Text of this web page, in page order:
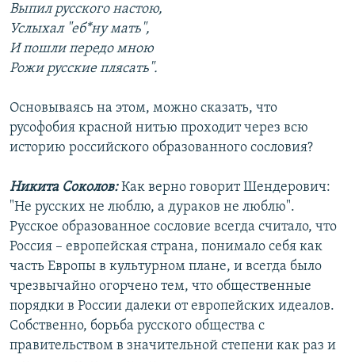
Выпил русского настою,
Услыхал "еб*ну мать",
И пошли передо мною
Рожи русские плясать".
Основываясь на этом, можно сказать, что
русофобия красной нитью проходит через всю
историю российского образованного сословия?
Никита Соколов:Как верно говорит Шендерович:
"Не русских не люблю, а дураков не люблю".
Русское образованное сословие всегда считало, что
Россия – европейская страна, понимало себя как
часть Европы в культурном плане, и всегда было
чрезвычайно огорчено тем, что общественные
порядки в России далеки от европейских идеалов.
Собственно, борьба русского общества с
правительством в значительной степени как раз и